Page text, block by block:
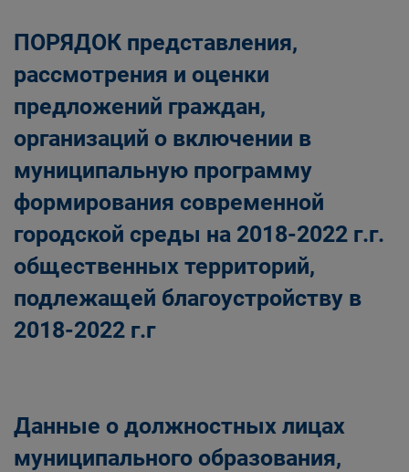
ПОРЯДОК представления,
рассмотрения и оценки
предложений граждан,
организаций о включении в
муниципальную программу
формирования современной
городской среды на 2018-2022 г.г.
общественных территорий,
подлежащей благоустройству в
2018-2022 г.г
Данные о должностных лицах
муниципального образования,